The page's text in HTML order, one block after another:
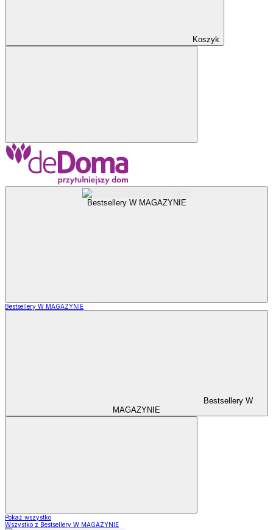
Koszyk
Bestsellery W MAGAZYNIE
Bestsellery W MAGAZYNIE
Bestsellery W
MAGAZYNIE
Pokaż wszystko
Wszystko z Bestsellery W MAGAZYNIE